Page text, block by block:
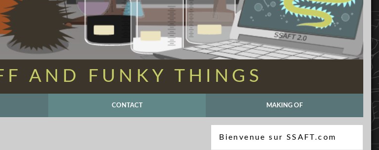
AND FUNKY THINGS
CONTACT MAKING OF
Bienvenue sur SSAFT.com
Recherche